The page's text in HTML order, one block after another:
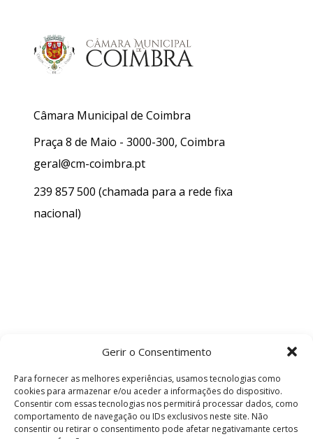
Gerir o Consentimento
Para fornecer as melhores experiências, usamos tecnologias como
cookies para armazenar e/ou aceder a informações do dispositivo.
Consentir com essas tecnologias nos permitirá processar dados, como
comportamento de navegação ou IDs exclusivos neste site. Não
consentir ou retirar o consentimento pode afetar negativamante certos
Câmara Municipal de Coimbra
Praça 8 de Maio - 3000-300, Coimbra
geral@cm-coimbra.pt
239 857 500 (chamada para a rede fixa
nacional)